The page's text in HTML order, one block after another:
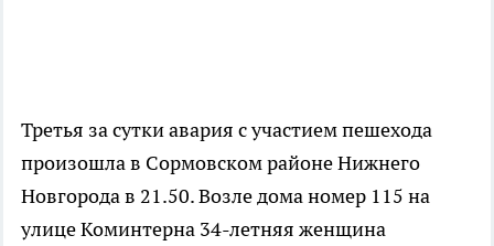
Третья за сутки авария с участием пешехода
произошла в Сормовском районе Нижнего
Новгорода в 21.50. Возле дома номер 115 на
улице Коминтерна 34-летняя женщина